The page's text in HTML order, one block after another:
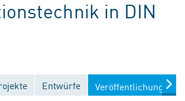
in DIN
Entwürfe Veröffentlichungen